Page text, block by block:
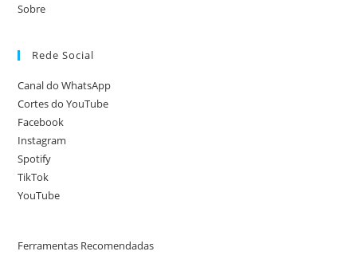
Sobre
Rede Social
Canal do WhatsApp
Cortes do YouTube
Facebook
Instagram
Spotify
TikTok
YouTube
Ferramentas Recomendadas